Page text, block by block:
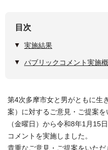
目次
実施結果
パブリックコメント実施
第4次多摩市女と男がともに生
案）に対するご意見・ご提案
（金曜日）から令和8年1月15
コメントを実施しました。
貴重なご意見・ご提案をいた